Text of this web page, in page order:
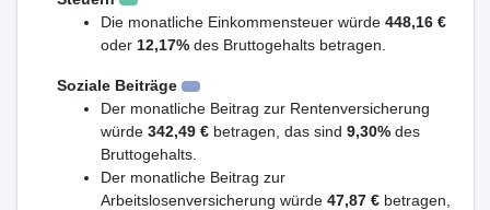
Die monatliche Einkommensteuer würde 448,16 €
oder 12,17% des Bruttogehalts betragen.
Soziale Beiträge
Der monatliche Beitrag zur Rentenversicherung
würde 342,49 € betragen, das sind 9,30% des
Bruttogehalts.
Der monatliche Beitrag zur
Arbeitslosenversicherung würde 47,87 € betragen,